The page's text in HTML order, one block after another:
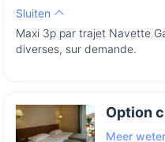
Sluiten
Maxi 3p par trajet Navette
diverses, sur demande.
Option
Meer